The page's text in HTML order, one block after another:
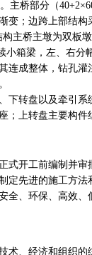
主桥部分（40+2×
变；边跨上部结
主桥主墩为双板
小箱梁，左、右分
连成整体，钻孔
下转盘以及牵引
上转盘主要构件
式开工前编制并
定先进的施工方
全、环保、高效
术、经济和组织